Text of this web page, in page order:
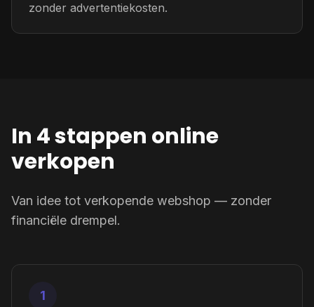
zonder advertentiekosten.
In 4 stappen online
verkopen
Van idee tot verkopende webshop — zonder
financiële drempel.
1